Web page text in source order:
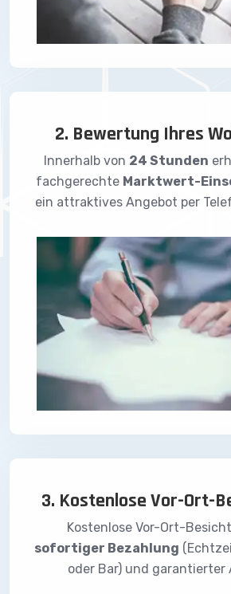
2. Bewertung Ihres
Innerhalb von 24 Stunden
fachgerechte Marktwert-
ein attraktives Angebot per
3. Kostenlose Vor-Ort-
Kostenlose Vor-Ort-
sofortiger Bezahlung
oder Bar) und garantierter